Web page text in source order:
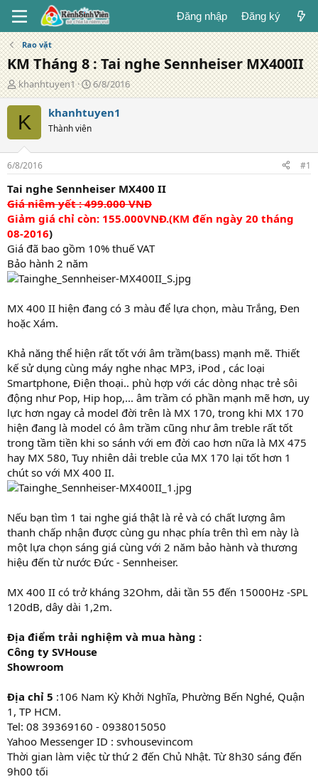
Đăng nhập Đăng ký
Rao vặt
KM Tháng 8 : Tai nghe Sennheiser MX400II
T
á
c
g
ả
khanhtuyen1
N
g
à
y
g
6/8/2016
K khanhtuyen1
Thành viên
6/8/2016 #1
Tai nghe Sennheiser MX400 II
Giá niêm yết : 499.000 VNĐ
Giảm giá chỉ còn: 155.000VNĐ.(KM đến ngày 20 tháng
08-2016)
Giá đã bao gồm 10% thuế VAT
Bảo hành 2 năm
MX 400 II hiện đang có 3 màu để lựa chọn, màu Trắng, Đen
hoặc Xám.
Khả năng thể hiện rất tốt với âm trầm(bass) mạnh mẽ. Thiết
kế sử dụng cùng máy nghe nhạc MP3, iPod , các loại
Smartphone, Điện thoại.. phù hợp với các dòng nhạc trẻ sôi
động như Pop, Hip hop,... âm trầm có phần mạnh mẽ hơn, uy
lực hơn ngay cả model đời trên là MX 170, trong khi MX 170
hiện đang là model có âm trầm cũng như âm treble rất tốt
trong tầm tiền khi so sánh với em đời cao hơn nữa là MX 475
hay MX 580, Tuy nhiên dải treble của MX 170 lại tốt hơn 1
chút so với MX 400 II.
Nếu bạn tìm 1 tai nghe giá thật là rẻ và có chất lượng âm
thanh chấp nhận được cùng gu nhạc phía trên thì em này là
một lựa chọn sáng giá cùng với 2 năm bảo hành và thương
hiệu đến từ nước Đức - Sennheiser.
MX 400 II có trở kháng 32Ohm, dải tần 55 đến 15000Hz -SPL
120dB, dây dài 1,2m.
Địa điểm trải nghiệm và mua hàng :
Công ty SVHouse
Showroom
Địa chỉ 5 :106 Nam Kỳ Khởi Nghĩa, Phường Bến Nghé, Quận
1, TP HCM.
Tel: 08 39369160 - 0938015050
Yahoo Messenger ID : svhousevincom
Thời gian làm việc từ thứ 2 đến Chủ Nhật. Từ 8h30 sáng đến
9h00 tối